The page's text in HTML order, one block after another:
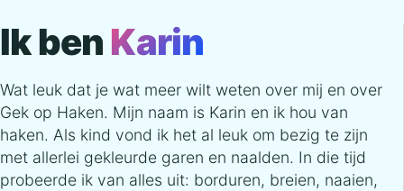
Ik ben Karin
Wat leuk dat je wat meer wilt weten over mij en over
Gek op Haken. Mijn naam is Karin en ik hou van
haken. Als kind vond ik het al leuk om bezig te zijn
met allerlei gekleurde garen en naalden. In die tijd
probeerde ik van alles uit: borduren, breien, naaien,